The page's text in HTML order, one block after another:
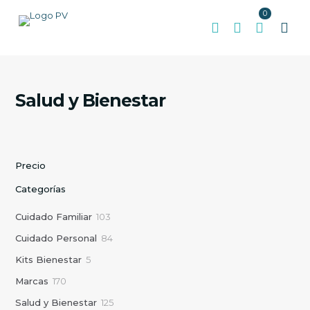
0
Salud y Bienestar
Precio
Categorías
Cuidado Familiar 103
3
Cuidado Personal 848
d
Kits Bienestar 55
Marcas 170
0
Salud y Bienestar 1251